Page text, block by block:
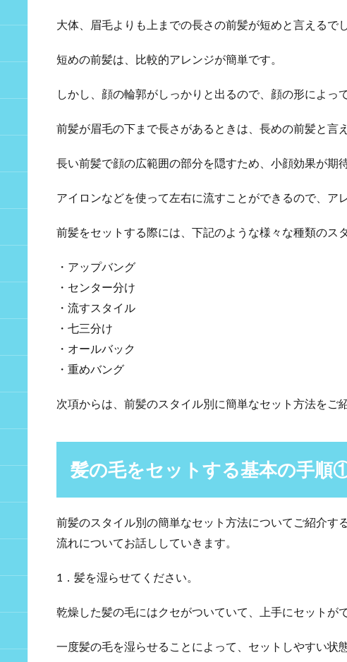
大体、眉毛よりも上までの長さの前髪が短めと言えるでし
短めの前髪は、比較的アレンジが簡単です。
しかし、顔の輪郭がしっかりと出るので、顔の形によっ
前髪が眉毛の下まで長さがあるときは、長めの前髪と言え
長い前髪で顔の広範囲の部分を隠すため、小顔効果が期
アイロンなどを使って左右に流すことができるので、ア
前髪をセットする際には、下記のような様々な種類のス
・アップバング
・センター分け
・流すスタイル
・七三分け
・オールバック
・重めバング
次項からは、前髪のスタイル別に簡単なセット方法をご
髪の毛をセットする基本の手順
前髪のスタイル別の簡単なセット方法についてご紹介す
流れについてお話ししていきます。
1．髪を湿らせてください。
乾燥した髪の毛にはクセがついていて、上手にセットが
一度髪の毛を湿らせることによって、セットしやすい状